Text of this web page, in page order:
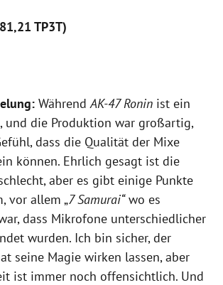
TP3T)
WährendAK-47 Ronin ist ein
und die Produktion war großartig,
dass die Qualität der Mixe
können. Ehrlich gesagt ist die
aber es gibt einige Punkte
vor allem „7 Samurai“wo es
dass Mikrofone unterschiedlicher
wurden. Ich bin sicher, der
seine Magie wirken lassen, aber
ist immer noch offensichtlich. Und